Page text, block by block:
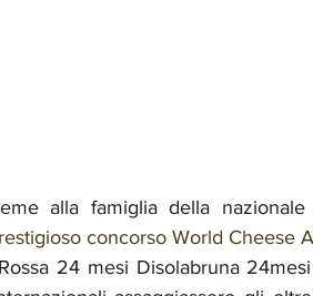
alla famiglia della
concorso World Cheese
24 mesi Disolabruna